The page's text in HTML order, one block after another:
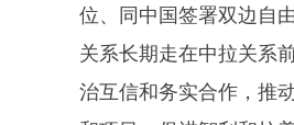
位、同中国签署双边自
关系长期走在中拉关系
治互信和务实合作，推